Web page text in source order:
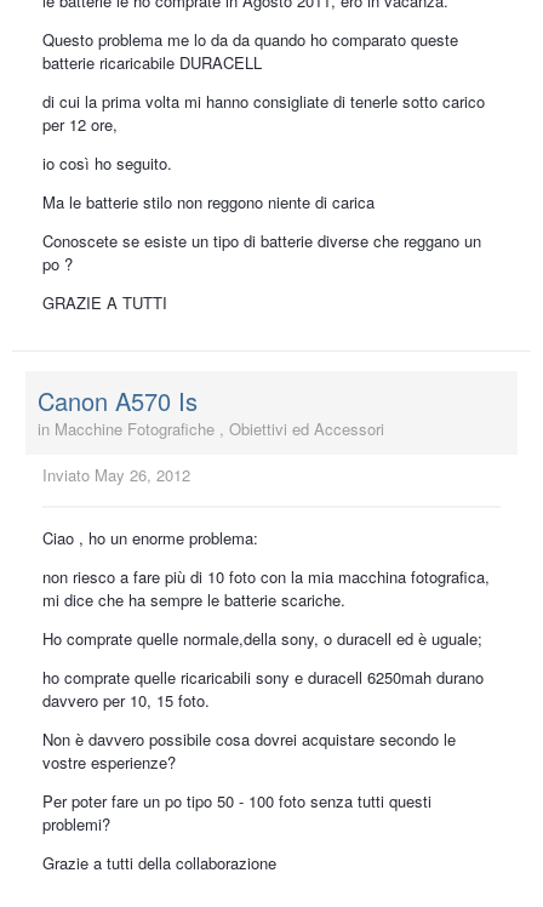
Questo problema me lo da da quando ho comparato queste
batterie ricaricabile DURACELL
di cui la prima volta mi hanno consigliate di tenerle sotto carico
per 12 ore,
io così ho seguito.
Ma le batterie stilo non reggono niente di carica
Conoscete se esiste un tipo di batterie diverse che reggano un
po ?
GRAZIE A TUTTI
Canon A570 Is
in Macchine Fotografiche , Obiettivi ed Accessori
Inviato May 26, 2012
Ciao , ho un enorme problema:
non riesco a fare più di 10 foto con la mia macchina fotografica,
mi dice che ha sempre le batterie scariche.
Ho comprate quelle normale,della sony, o duracell ed è uguale;
ho comprate quelle ricaricabili sony e duracell 6250mah durano
davvero per 10, 15 foto.
Non è davvero possibile cosa dovrei acquistare secondo le
vostre esperienze?
Per poter fare un po tipo 50 - 100 foto senza tutti questi
problemi?
Grazie a tutti della collaborazione